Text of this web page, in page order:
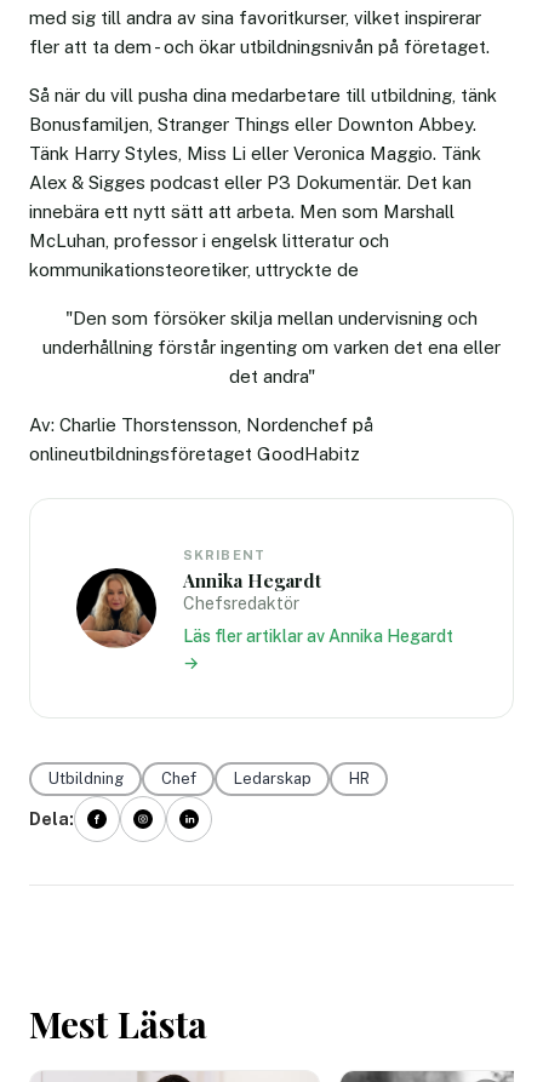
med sig till andra av sina favoritkurser, vilket inspirerar
fler att ta dem - och ökar utbildningsnivån på företaget.
Så när du vill pusha dina medarbetare till utbildning, tänk
Bonusfamiljen, Stranger Things eller Downton Abbey.
Tänk Harry Styles, Miss Li eller Veronica Maggio. Tänk
Alex & Sigges podcast eller P3 Dokumentär. Det kan
innebära ett nytt sätt att arbeta. Men som Marshall
McLuhan, professor i engelsk litteratur och
kommunikationsteoretiker, uttryckte de
"Den som försöker skilja mellan undervisning och
underhållning förstår ingenting om varken det ena eller
det andra"
Av: Charlie Thorstensson, Nordenchef på
onlineutbildningsföretaget GoodHabitz
SKRIBENT
Annika Hegardt
Chefsredaktör
Läs fler artiklar av Annika Hegardt
→
Utbildning Chef Ledarskap HR
Dela:
Mest Lästa